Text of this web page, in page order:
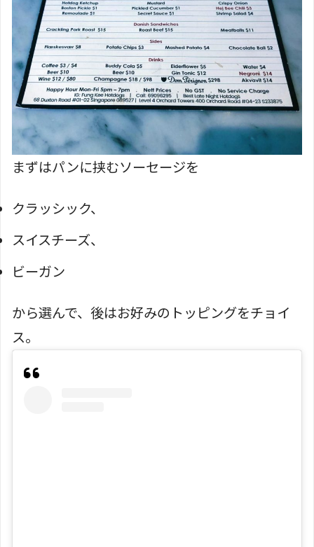
まずはパンに挟むソーセージを
クラッシック、
スイスチーズ、
ビーガン
から選んで、後はお好みのトッピングをチョイ
ス。